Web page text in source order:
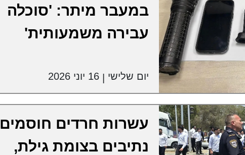
במעבר מיתר: 'סוכלה
עבירה משמעותית'
יום שלישי | 16 יוני 2026
עשרות חרדים חוסמים
נתיבים בצומת גילת,